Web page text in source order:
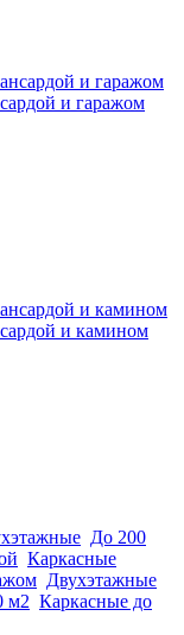
и гаражом
и камином
До 200
Каркасные
Двухэтажные
м2 Каркасные до